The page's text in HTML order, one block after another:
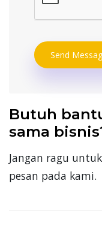
Send
Butuh
sama
Jangan ragu
pesan pada kami.